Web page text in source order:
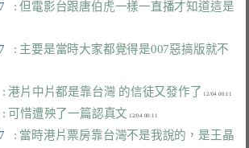
: 但電影台跟唐伯虎一樣一直播才知道這是
: 主要是當時大家都覺得是007惡搞版就不
: 港片中片都是靠台灣 的信徒又發作了
: 可惜遭殃了一篇認真文
: 當時港片票房靠台灣不是我說的，是王晶